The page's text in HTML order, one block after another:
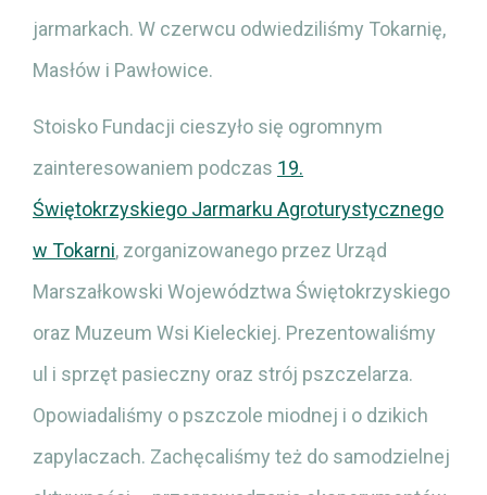
jarmarkach. W czerwcu odwiedziliśmy Tokarnię,
Masłów i Pawłowice.
Stoisko Fundacji cieszyło się ogromnym
zainteresowaniem podczas 19.
Świętokrzyskiego Jarmarku Agroturystycznego
w Tokarni, zorganizowanego przez Urząd
Marszałkowski Województwa Świętokrzyskiego
oraz Muzeum Wsi Kieleckiej. Prezentowaliśmy
ul i sprzęt pasieczny oraz strój pszczelarza.
Opowiadaliśmy o pszczole miodnej i o dzikich
zapylaczach. Zachęcaliśmy też do samodzielnej